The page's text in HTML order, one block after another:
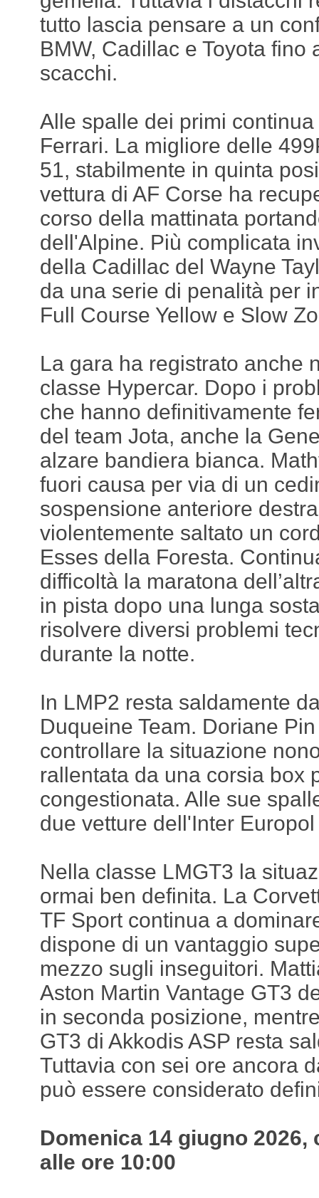
tutto lascia pensare a un
BMW, Cadillac e Toyota fino
scacchi.
Alle spalle dei primi
Ferrari. La migliore delle
51, stabilmente in quinta
vettura di AF Corse ha
corso della mattinata
dell'Alpine. Più complicata
della Cadillac del Wayne
da una serie di penalità per
Full Course Yellow e Slow
La gara ha registrato anche
classe Hypercar. Dopo i
che hanno definitivamente
del team Jota, anche la
alzare bandiera bianca.
fuori causa per via di un
sospensione anteriore
violentemente saltato un
Esses della Foresta.
difficoltà la maratona
in pista dopo una lunga
risolvere diversi problemi
durante la notte.
In LMP2 resta saldamente
Duqueine Team. Doriane
controllare la situazione
rallentata da una corsia box
congestionata. Alle sue
due vetture dell'Inter
Nella classe LMGT3 la
ormai ben definita. La
TF Sport continua a
dispone di un vantaggio
mezzo sugli inseguitori.
Aston Martin Vantage GT3
in seconda posizione,
GT3 di Akkodis ASP resta
Tuttavia con sei ore ancora
può essere considerato
Domenica 14 giugno
alle ore 10:00